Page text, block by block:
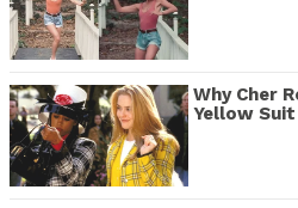
Why Cher
Yellow Suit